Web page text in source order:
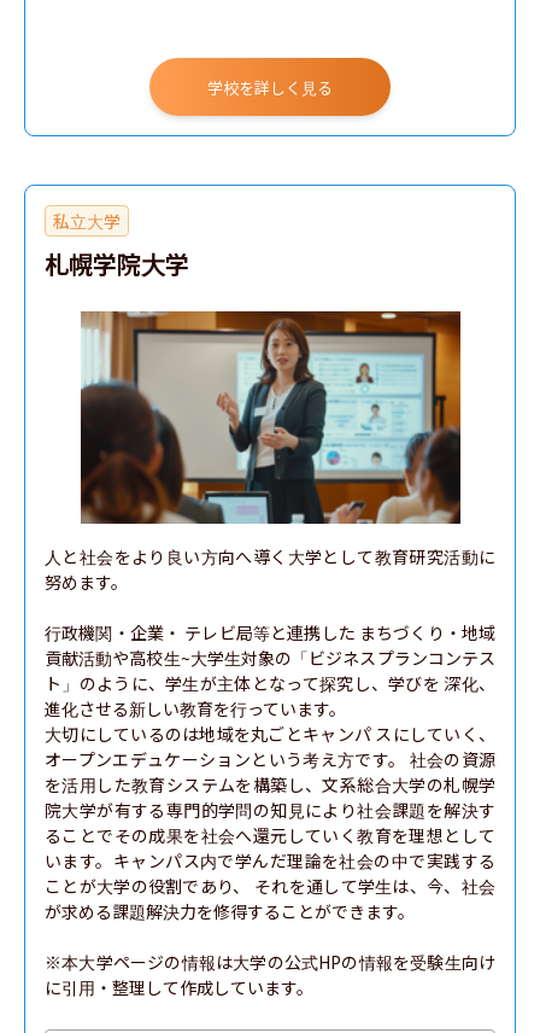
学校を詳しく見る
私立大学
札幌学院大学
人と社会をより良い方向へ導く大学として教育研究活動に
努めます。
行政機関・企業・ テレビ局等と連携した まちづくり・地域
貢献活動や高校生~大学生対象の「ビジネスプランコンテス
ト」のように、学生が主体となって探究し、学びを 深化、
進化させる新しい教育を行っています。
大切にしているのは地域を丸ごとキャンパ スにしていく、
オープンエデュケーションという考え方です。 社会の資源
を活用した教育システムを構築し、文系総合大学の札幌学
院大学が有する専門的学問の知見により社会課題を解決す
ることでその成果を社会へ還元していく教育を理想として
います。キャンパス内で学んだ理論を社会の中で実践する
ことが大学の役割であり、 それを通して学生は、今、社会
が求める課題解決力を修得することができます。
※本大学ページの情報は大学の公式HPの情報を受験生向け
に引用・整理して作成しています。